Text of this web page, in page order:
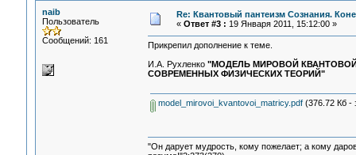
naib
Пользователь
Сообщений: 161
Re: Квантовый пантеизм Сознания.
« Ответ #3 : 19 Января 2011, 15:12:00 »
Прикрепил дополнение к теме.
И.А. Рухленко "МОДЕЛЬ МИРОВОЙ
СОВРЕМЕННЫХ ФИЗИЧЕСКИХ ТЕОРИЙ"
model_mirovoi_kvantovoi_matricy.pdf(376.72 Кб -
"Он дарует мудрость, кому пожелает; а кому